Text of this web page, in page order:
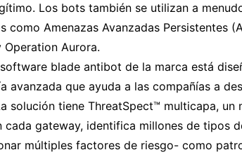
Los bots también se utilizan a
como Amenazas Avanzadas Persistentes
Operation Aurora.
blade antibot de la marca está
avanzada que ayuda a las compañías a
solución tiene ThreatSpect™ multicapa,
cada gateway, identifica millones de tipos
múltiples factores de riesgo- como